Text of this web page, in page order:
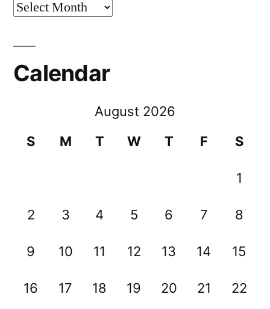
Archives
Calendar
August 2026
S
M T W T F S
1
2 3 4 5 6 7 8
9 10 11 12 13 14 15
16 17 18 19 20 21 22